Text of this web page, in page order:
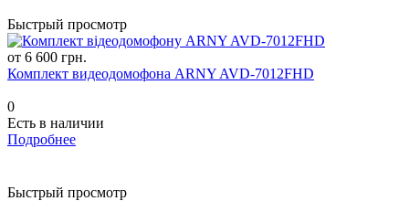
Быстрый просмотр
от 6 600 грн.
Комплект видеодомофона ARNY AVD-7012FHD
0
Есть в наличии
Подробнее
Быстрый просмотр